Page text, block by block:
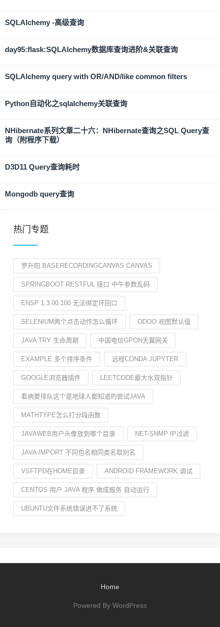
SQLAlchemy -高级查询
day95:flask:SQLAlchemy数据库查询进阶&关联查询
SQLAlchemy query with OR/AND/like common filters
Python自动化之sqlalchemy关联查询
NHibernate系列文章二十六：NHibernate查询之SQL Query查
询（附程序下载）
D3D11 Query查询耗时
Mongodb query查询
热门专题
罗升阳 BASERECORDINGCANVAS CANVAS
SPRINGBOOT RESTFUL 接口 中午参数乱码
ENSP 1.3.00.100 无法绑定环回口
SELENIUM两个点击动作怎么循环 ODOO 视图默认值
JAVA TRY 生命周期 中国电信GPON天翼网关
EXAMPLE 多个排序条件 远程CONDA JUPYTER
GOOGLE浏览器插件 LEETCODE最大水双指针
看病要排队这个是地球人都知道的尝试JAVA
MATHTYPE怎么打分段函数
JAVAWEB用户头像放到哪个目录 NET-SNMP IP过滤
JAVA IMPORT 不同包名相同类名取别名
VSFTPD在HOME目录 ANDROID FRAMEWORK 调试
CENTOS 用户 JAVA 程序 做成服务 自动运行
UBUNTU文件系统错误进不了系统
Home
Powered By WordPress